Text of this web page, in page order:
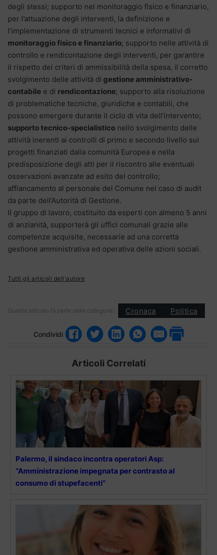
degli stessi; supporto nel monitoraggio fisico e finanziario,
per l’attuazione degli interventi, la definizione e
l’implementazione di strumenti tecnici e informativi di
monitoraggio fisico e finanziario; supporto nelle attività di
controllo e rendicontazione degli interventi, per garantire
il rispetto dei criteri di ammissibilità della spesa, il corretto
svolgimento delle attività di gestione amministrativo-
contabile e di rendicontazione; supporto alla risoluzione
di problematiche tecniche, giuridiche e contabili, che
possono emergere durante il ciclo di vita dell’intervento;
supporto tecnico-specialistico nello svolgimento delle
attività inerenti ai controlli di primo e secondo livello sui
progetti finanziati dalla comunità Europea e nella
predisposizione degli atti per il riscontro alle eventuali
osservazioni avanzate ad esito del controllo;
affiancamento al personale del Comune nel caso di audit
da parte dell’Autorità di Gestione.
Il gruppo di lavoro, costituito da esperti con almeno 5 anni
di anzianità, supporterà gli uffici comunali grazie alle
competenze acquisite, necessarie ad una corretta
gestione amministrativa ed operativa delle azioni sociali.
Tutti gli articoli dell'autore
Questo articolo fa parte delle categorie: Cronaca Politica
Condividi
Articoli Correlati
Palermo, il sindaco incontra operatori Asp:
“Amministrazione impegnata per contrasto al
consumo di stupefacenti”